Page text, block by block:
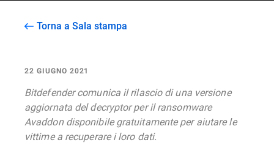
Torna a Sala stampa
22 GIUGNO 2021
Bitdefender comunica il rilascio di una versione
aggiornata del decryptor per il ransomware
Avaddon disponibile gratuitamente per aiutare le
vittime a recuperare i loro dati.